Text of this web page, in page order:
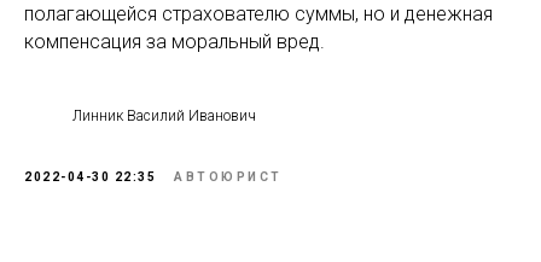
полагающейся страхователю суммы, но и денежная
компенсация за моральный вред.
Линник Василий Иванович
2022-04-30 22:35 АВТОЮРИСТ